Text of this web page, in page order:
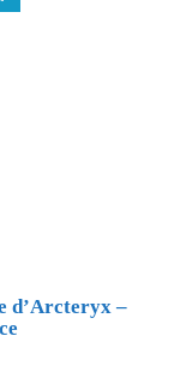
d’Arcteryx –